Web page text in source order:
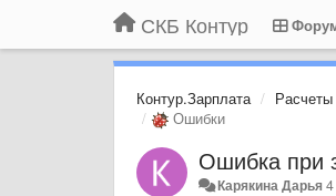
СКБ Контур
Контур.Зарплата
Ошибки
Ошибка при
Карякина Дарья